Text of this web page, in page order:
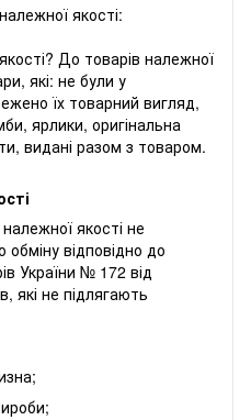
якості:
До товарів належної
які: не були у
їх товарний вигляд,
ярлики, оригінальна
видані разом з товаром.
якості не
відповідно до
України № 172 від
які не підлягають